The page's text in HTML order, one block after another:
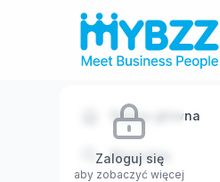
Zaloguj się
aby zobaczyć więcej
Strona główna
Wyszukaj